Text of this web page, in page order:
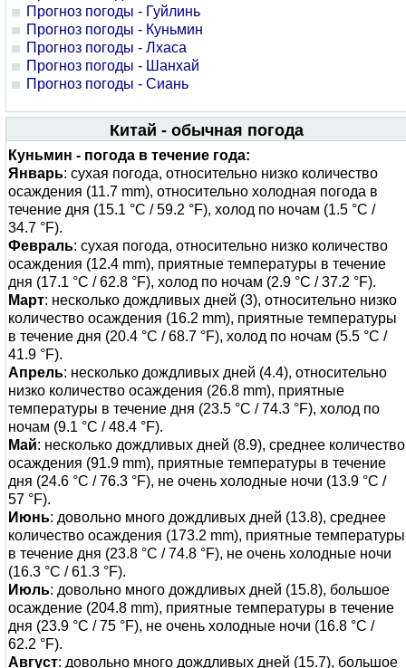
Прогноз погоды - Гуйлинь
Прогноз погоды - Куньмин
Прогноз погоды - Лхаса
Прогноз погоды - Шанхай
Прогноз погоды - Сиань
Китай - обычная погода
Куньмин - погода в течение года:
Январь: сухая погода, относительно низко количество
осаждения (11.7 mm), относительно холодная погода в
течение дня (15.1 °C / 59.2 °F), холод по ночам (1.5 °C /
34.7 °F).
Февраль: сухая погода, относительно низко количество
осаждения (12.4 mm), приятные температуры в течение
дня (17.1 °C / 62.8 °F), холод по ночам (2.9 °C / 37.2 °F).
Март: несколько дождливых дней (3), относительно низко
количество осаждения (16.2 mm), приятные температуры
в течение дня (20.4 °C / 68.7 °F), холод по ночам (5.5 °C /
41.9 °F).
Апрель: несколько дождливых дней (4.4), относительно
низко количество осаждения (26.8 mm), приятные
температуры в течение дня (23.5 °C / 74.3 °F), холод по
ночам (9.1 °C / 48.4 °F).
Май: несколько дождливых дней (8.9), среднее количество
осаждения (91.9 mm), приятные температуры в течение
дня (24.6 °C / 76.3 °F), не очень холодные ночи (13.9 °C /
57 °F).
Июнь: довольно много дождливых дней (13.8), среднее
количество осаждения (173.2 mm), приятные температуры
в течение дня (23.8 °C / 74.8 °F), не очень холодные ночи
(16.3 °C / 61.3 °F).
Июль: довольно много дождливых дней (15.8), большое
осаждение (204.8 mm), приятные температуры в течение
дня (23.9 °C / 75 °F), не очень холодные ночи (16.8 °C /
62.2 °F).
Август: довольно много дождливых дней (15.7), большое